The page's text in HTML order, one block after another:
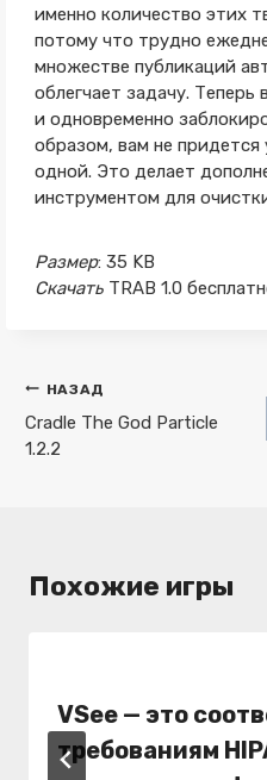
именно количество этих
потому что трудно
множестве публикаций
облегчает задачу.
и одновременно
образом, вам не придется
одной. Это делает
инструментом для
Размер: 35 KB
Скачать TRAB 1.0
Навигация
по
записям
НАЗАД
Cradle The God Particle
1.2.2
Похожие игры
VSee — это
требованиям